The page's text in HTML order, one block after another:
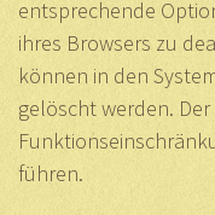
entsprechende
ihres Browsers zu
können in den
gelöscht werden.
führen.